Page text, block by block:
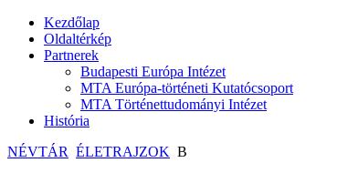
Kezdőlap
Oldaltérkép
Partnerek
Budapesti Európa Intézet
MTA Európa-történeti Kutatócsoport
MTA Történettudományi Intézet
História
NÉVTÁR ÉLETRAJZOK B